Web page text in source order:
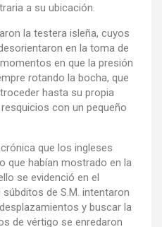
a su ubicación.
la testera isleña, cuyos
en la toma de
en que la presión
rotando la bocha, que
hasta su propia
con un pequeño
que los ingleses
que habían mostrado en la
se evidenció en el
de S.M. intentaron
y buscar la
de vértigo se enredaron